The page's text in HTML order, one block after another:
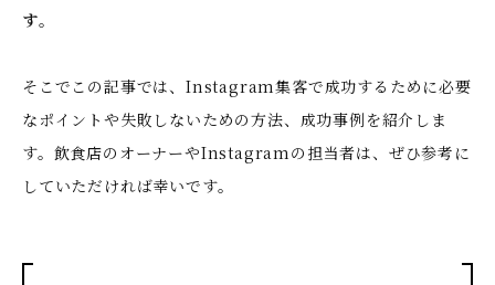
す。
そこでこの記事では、Instagram集客で成功するために必要
なポイントや失敗しないための方法、成功事例を紹介しま
す。飲食店のオーナーやInstagramの担当者は、ぜひ参考に
していただければ幸いです。